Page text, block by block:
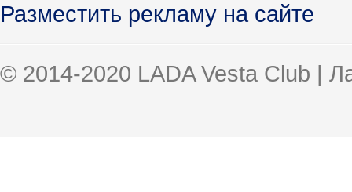
Разместить рекламу на сайте
© 2014-2020 LADA Vesta Club |